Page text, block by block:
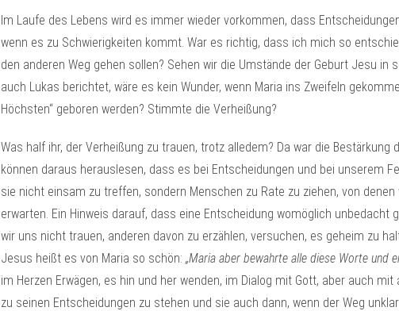
Im Laufe des Lebens wird es immer wieder vorkommen, dass
wenn es zu Schwierigkeiten kommt. War es richtig, dass ich mich so
den anderen Weg gehen sollen? Sehen wir die Umstände der Geburt Jesu in
auch Lukas berichtet, wäre es kein Wunder, wenn Maria ins Zweifeln
Höchsten“ geboren werden? Stimmte die Verheißung?
Was half ihr, der Verheißung zu trauen, trotz alledem? Da war die Bestärkung
können daraus herauslesen, dass es bei Entscheidungen und bei unserem
sie nicht einsam zu treffen, sondern Menschen zu Rate zu ziehen, von
erwarten. Ein Hinweis darauf, dass eine Entscheidung womöglich unbedacht
wir uns nicht trauen, anderen davon zu erzählen, versuchen, es geheim zu
Jesus heißt es von Maria so schön: „Maria aber bewahrte alle diese Worte und
im Herzen Erwägen, es hin und her wenden, im Dialog mit Gott, aber auch
zu seinen Entscheidungen zu stehen und sie auch dann, wenn der Weg